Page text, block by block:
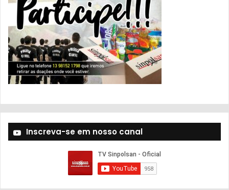
Inscreva-se em nosso canal